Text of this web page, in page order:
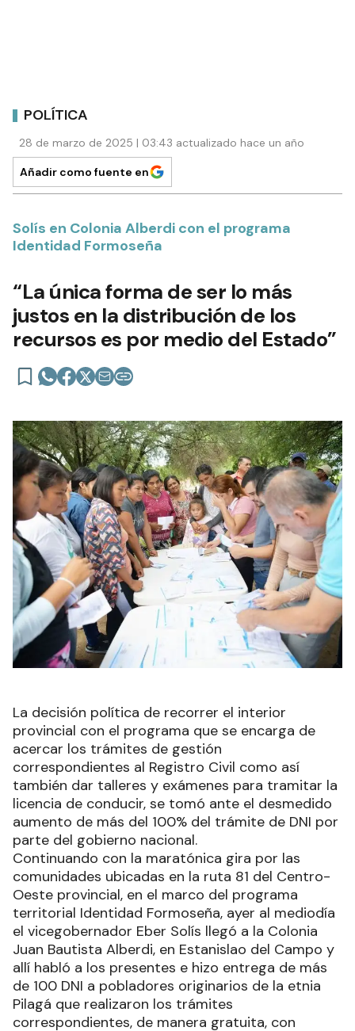
POLÍTICA
28 de marzo de 2025 | 03:43 actualizado hace un año
Añadir como fuente en
Solís en Colonia Alberdi con el programa
Identidad Formoseña
“La única forma de ser lo más
justos en la distribución de los
recursos es por medio del Estado”
La decisión política de recorrer el interior
provincial con el programa que se encarga de
acercar los trámites de gestión
correspondientes al Registro Civil como así
también dar talleres y exámenes para tramitar la
licencia de conducir, se tomó ante el desmedido
aumento de más del 100% del trámite de DNI por
parte del gobierno nacional.
Continuando con la maratónica gira por las
comunidades ubicadas en la ruta 81 del Centro-
Oeste provincial, en el marco del programa
territorial Identidad Formoseña, ayer al mediodía
el vicegobernador Eber Solís llegó a la Colonia
Juan Bautista Alberdi, en Estanislao del Campo y
allí habló a los presentes e hizo entrega de más
de 100 DNI a pobladores originarios de la etnia
Pilagá que realizaron los trámites
correspondientes, de manera gratuita, con